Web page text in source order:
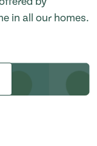
in all our homes.